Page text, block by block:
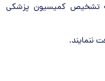
باشد و یا به تشخیص کمیسیون پزشکی
ننمایند.